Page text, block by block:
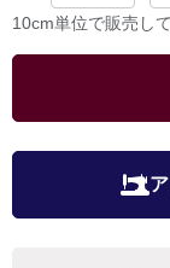
10cm単位で販売し